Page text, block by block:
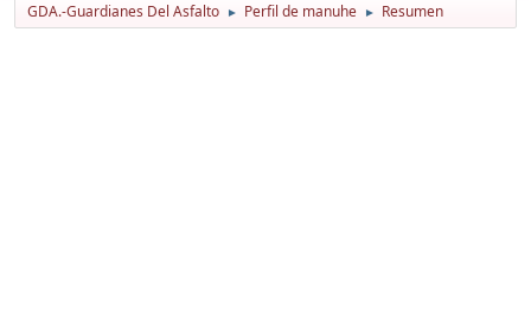
GDA.-Guardianes Del Asfalto ► Perfil de manuhe ► Resumen